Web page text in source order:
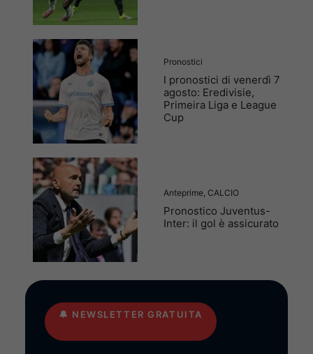
Pronostici
I pronostici di venerdì 7
agosto: Eredivisie,
Primeira Liga e League
Cup
Anteprime CALCIO
Pronostico Juventus-
Inter: il gol è assicurato
🔔 NEWSLETTER GRATUITA